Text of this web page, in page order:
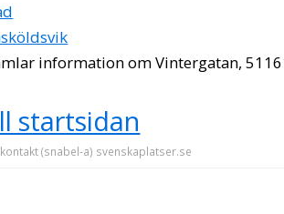
information om Vintergatan,
startsidan
(snabel-a) svenskaplatser.se